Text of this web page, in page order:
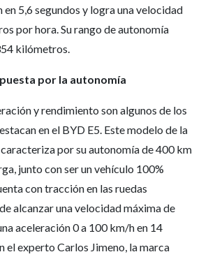
en 5,6 segundos y logra una velocidad
por hora. Su rango de autonomía
kilómetros.
por la autonomía
y rendimiento son algunos de los
en el BYD E5. Este modelo de la
caracteriza por su autonomía de 400 km
junto con ser un vehículo 100%
con tracción en las ruedas
alcanzar una velocidad máxima de
aceleración 0 a 100 km/h en 14
el experto Carlos Jimeno, la marca